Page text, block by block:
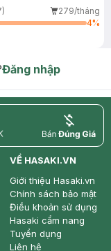
279/tháng
4%
Đăng nhập
price
VỀ HASAKI.VN
Giới thiệu Hasaki.vn
Chính sách bảo mật
Điều khoản sử dụng
Hasaki cẩm nang
Tuyển dụng
Liên hệ